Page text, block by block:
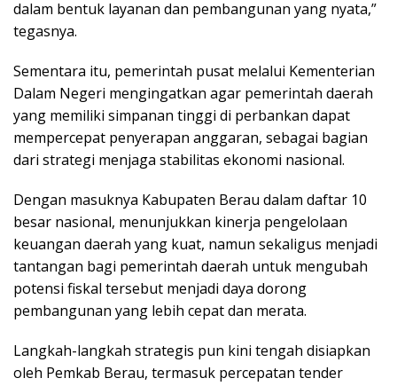
dalam bentuk layanan dan pembangunan yang nyata,”
tegasnya.
Sementara itu, pemerintah pusat melalui Kementerian
Dalam Negeri mengingatkan agar pemerintah daerah
yang memiliki simpanan tinggi di perbankan dapat
mempercepat penyerapan anggaran, sebagai bagian
dari strategi menjaga stabilitas ekonomi nasional.
Dengan masuknya Kabupaten Berau dalam daftar 10
besar nasional, menunjukkan kinerja pengelolaan
keuangan daerah yang kuat, namun sekaligus menjadi
tantangan bagi pemerintah daerah untuk mengubah
potensi fiskal tersebut menjadi daya dorong
pembangunan yang lebih cepat dan merata.
Langkah-langkah strategis pun kini tengah disiapkan
oleh Pemkab Berau, termasuk percepatan tender